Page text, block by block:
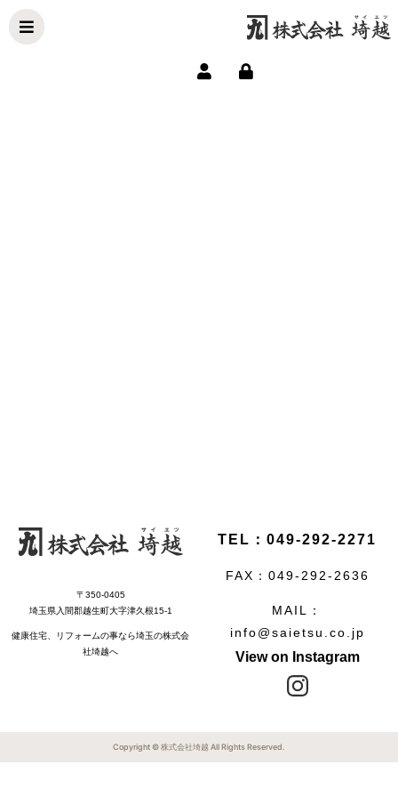
〒350-0405
埼玉県入間郡越生町大字津久根15-1
健康住宅、リフォームの事なら埼玉の株式会
社埼越へ
TEL：049-292-2271
FAX：049-292-2636
MAIL：
info@saietsu.co.jp
View on Instagram
Copyright © 株式会社埼越 All Rights Reserved.